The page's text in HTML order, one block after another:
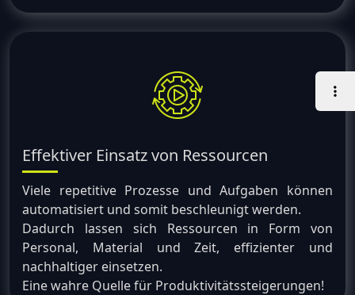
Effektiver Einsatz von Ressourcen
Viele repetitive Prozesse und Aufgaben können
automatisiert und somit beschleunigt werden.
Dadurch lassen sich Ressourcen in Form von
Personal, Material und Zeit, effizienter und
nachhaltiger einsetzen.
Eine wahre Quelle für Produktivitätssteigerungen!